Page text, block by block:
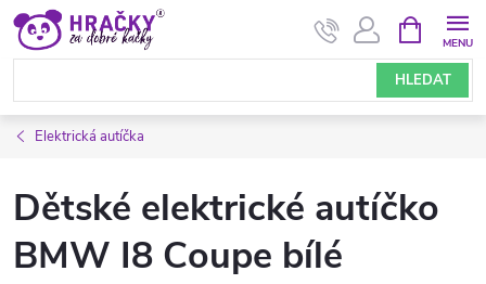
Přejít
obsah
HLEDAT
NÁKUPNÍ
KOŠÍK
Elektrická autíčka
Dětské elektrické autíčko
BMW I8 Coupe bílé